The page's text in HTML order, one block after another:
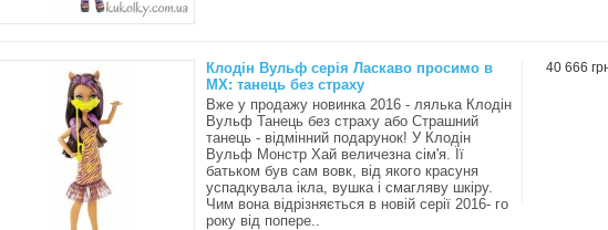
40 666
Клодін Вульф серія Ласкаво просимо в
МХ: танець без страху
Вже у продажу новинка 2016 - лялька Клодін
Вульф Танець без страху або Страшний
танець - відмінний подарунок! У Клодін
Вульф Монстр Хай величезна сім'я. Її
батьком був сам вовк, від якого красуня
успадкувала ікла, вушка і смагляву шкіру.
Чим вона відрізняється в новій серії 2016- го
року від попере..